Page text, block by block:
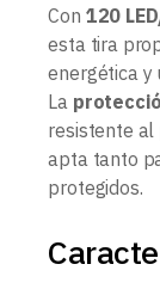
Con 120
esta tira
energética y
La
resistente al
apta tanto
protegidos.